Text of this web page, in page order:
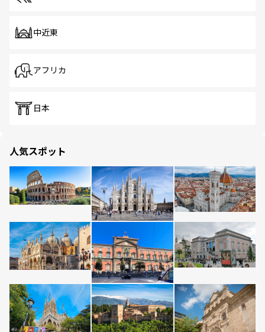
中近東
アフリカ
日本
人気スポット